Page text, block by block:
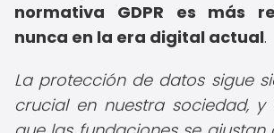
normativa GDPR es más
nunca en la era digital actual.
La protección de datos sigue
crucial en nuestra sociedad,